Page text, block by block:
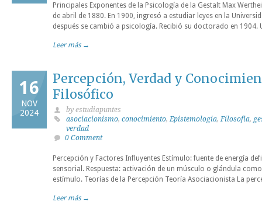
Principales Exponentes de la Psicología de la Gestalt Max
de abril de 1880. En 1900, ingresó a estudiar leyes en la
después se cambió a psicología. Recibió su doctorado en 1904.
Leer más →
16
NOV
2024
Percepción, Verdad y
Filosófico
by estudiapuntes
asociacionismo, conocimiento,Epistemologia,Filosofia,
verdad
0 Comment
Percepción y Factores Influyentes Estímulo: fuente de energía
sensorial. Respuesta: activación de un músculo o glándula
estímulo. Teorías de la Percepción Teoría Asociacionista La
Leer más →